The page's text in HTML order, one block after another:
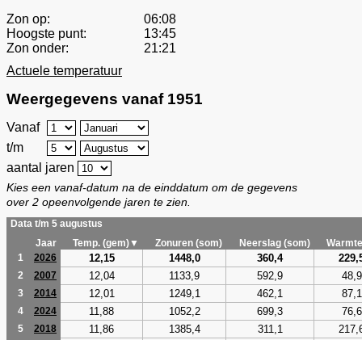
Zon op:
06:08
Hoogste punt:
13:45
Zon onder:
21:21
Actuele temperatuur
Weergegevens vanaf 1951
Vanaf
t/m
aantal jaren
Kies een vanaf-datum na de einddatum om de gegevens
over 2 opeenvolgende jaren te zien.
Data t/m 5 augustus
Jaar
Temp. (gem)▼ Zonuren (som) Neerslag (som)
1
2026 12,15 1448,0 360,4
2 2007 12,04 1133,9 592,9 48,9
3 2014 12,01 1249,1 462,1 87,1
4 2024 11,88 1052,2 699,3 76,6
5 2018 11,86 1385,4 311,1